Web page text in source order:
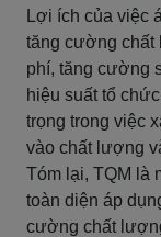
Lợi ích của việc
tăng cường chất
phí, tăng cường
hiệu suất tổ
trọng trong việc
vào chất lượng
Tóm lại, TQM là
toàn diện áp
cường chất